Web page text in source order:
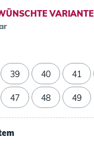
VARIANTE
39 40 41
47 48 49